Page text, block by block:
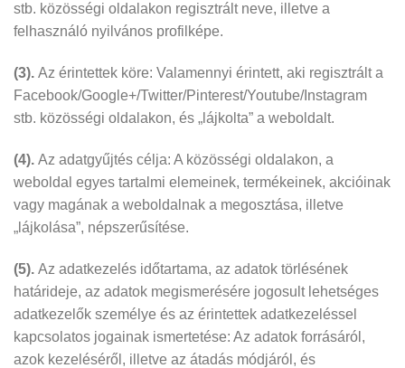
stb. közösségi oldalakon regisztrált neve, illetve a
felhasználó nyilvános profilképe.
(3). Az érintettek köre: Valamennyi érintett, aki regisztrált a
Facebook/Google+/Twitter/Pinterest/Youtube/Instagram
stb. közösségi oldalakon, és „lájkolta” a weboldalt.
(4). Az adatgyűjtés célja: A közösségi oldalakon, a
weboldal egyes tartalmi elemeinek, termékeinek, akcióinak
vagy magának a weboldalnak a megosztása, illetve
„lájkolása”, népszerűsítése.
(5). Az adatkezelés időtartama, az adatok törlésének
határideje, az adatok megismerésére jogosult lehetséges
adatkezelők személye és az érintettek adatkezeléssel
kapcsolatos jogainak ismertetése: Az adatok forrásáról,
azok kezeléséről, illetve az átadás módjáról, és